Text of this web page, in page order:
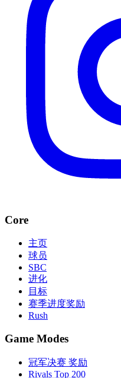
Core
主页
球员
SBC
进化
目标
赛季进度奖励
Rush
Game Modes
冠军决赛 奖励
Rivals Top 200